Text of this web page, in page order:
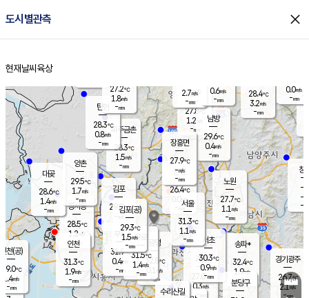
도시별관측 close
홈
현재날씨 육상
의도
양주
27.8℃
1.2
-mm
과천
27.0℃
0.3m/s
- mm
경기광주
26.7℃
2.1m/s
-mm
경서동
28.5℃
1.2 m/s
-mm
파주금촌
28.3℃
1.5m/s
-mm
28.4℃
3.2m/s
-mm
대곶
28.6℃
1.4m/s
-mm
창
-
-m/
-
탄현
28.3℃
0.8m/s
-mm
0.0m/s
-mm
김포
29.8℃
-m/s
mm
광명
32.8 ℃
0.1 m/s
-mm
부천
31.9℃
0.4m/s
-mm
양촌
29.5℃
1.7m/s
-mm
구로
31.5℃
1.4m/s
-mm
은평
26.4℃
0.0 m/s
- mm
노원
27.7℃
1.1 m/s
-mm
송파*
32.4℃
1.9m/s
-mm
서초
30.3℃
0.9m/s
-mm
남방
29.6℃
0.4m/s
-mm
수리산길
분당구
장흥면
27.9℃
-m/s
-mm
2.7m/s
-mm
인천(공)
29.0℃
1.4m/s
-mm
김포(공)
29.3℃
1.5m/s
-mm
인천
31.3℃
1.9m/s
-mm
서울
31.3℃
1.1 m/s
-mm
27.2℃
1.8m/s
-mm
0.6m/s
-mm